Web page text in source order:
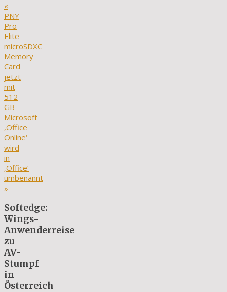
«
PNY
Pro
Elite
microSDXC
Memory
Card
jetzt
mit
512
GB
Microsoft
‚Office
Online‘
wird
in
‚Office‘
umbenannt
»
Softedge:
Wings-
Anwenderreise
zu
AV-
Stumpf
in
Österreich